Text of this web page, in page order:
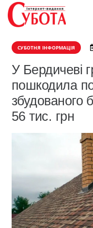
СУБОТНЯ ІНФОРМАЦІЯ
У Бердичеві
пошкодила
збудованого
56 тис. грн